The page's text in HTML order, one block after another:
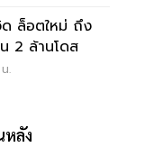
ล็อตใหม่ ถึง
2 ล้านโดส
.
หลัง